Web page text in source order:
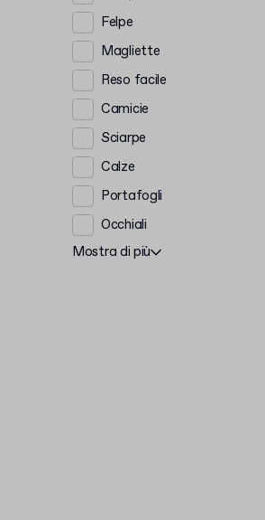
Felpe
Magliette
Reso facile
Camicie
Sciarpe
Calze
Portafogli
Occhiali
Mostra di più